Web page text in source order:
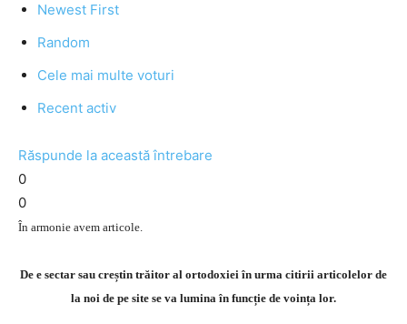
Newest First
Random
Cele mai multe voturi
Recent activ
Răspunde la această întrebare
0
0
În armonie avem articole.
De e sectar sau creștin trăitor al ortodoxiei în urma citirii articolelor de
la noi de pe site se va lumina în funcție de voința lor.